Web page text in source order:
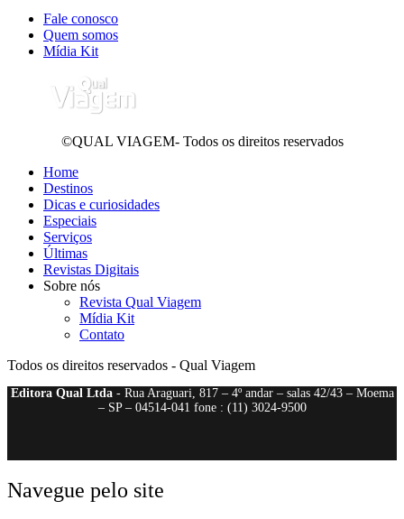
Fale conosco
Quem somos
Mídia Kit
©QUAL VIAGEM- Todos os direitos reservados
Home
Destinos
Dicas e curiosidades
Especiais
Serviços
Últimas
Revistas Digitais
Sobre nós
Revista Qual Viagem
Mídia Kit
Contato
Todos os direitos reservados - Qual Viagem
Editora Qual Ltda- Rua Araguari, 817 – 4º andar – salas 42/43 – Moema
– SP – 04514-041 fone : (11) 3024-9500
Navegue pelo site